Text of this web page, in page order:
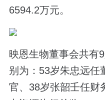
6594.2万元。
映恩生物董事会共有
别为：53岁朱忠远任
官、38岁张韶壬任财